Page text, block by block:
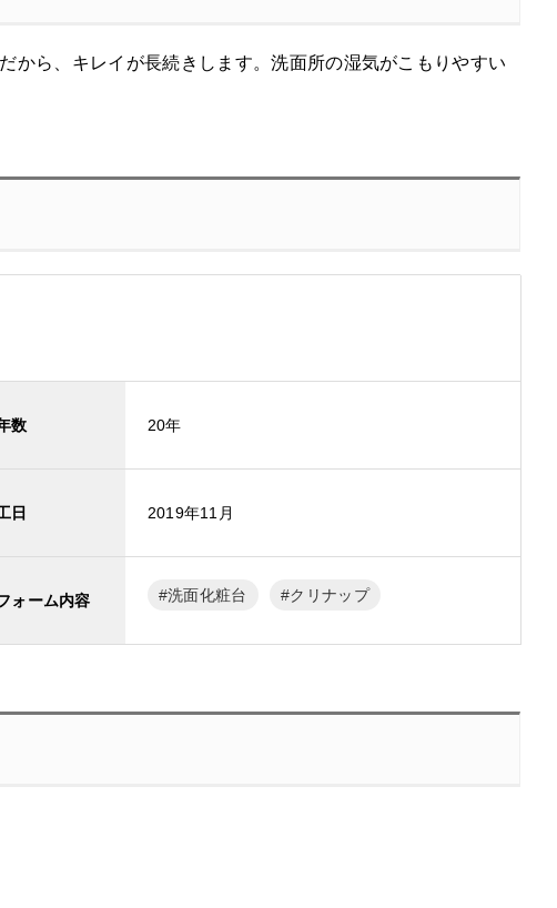
から、キレイが長続きします。洗面所の湿気がこもりやすい
数 20年
日 2019年11月
ォーム内容 洗面化粧台 クリナップ